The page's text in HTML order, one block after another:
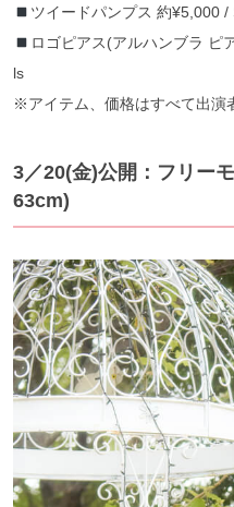
ツイードパンプス 約¥5,000 /
ロゴピアス(アルハンブラ ピ
ls
※アイテム、価格はすべて出演
3／20(金)公開：フリー
63cm)